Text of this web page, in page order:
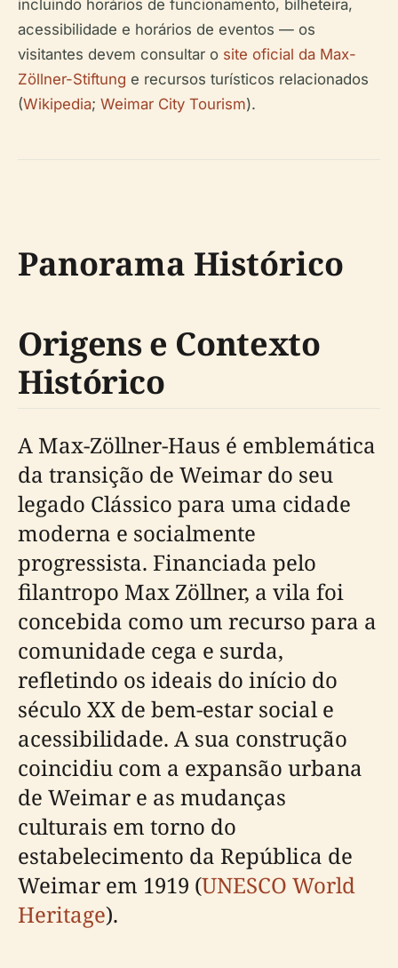
incluindo horários de funcionamento, bilheteira,
acessibilidade e horários de eventos — os
visitantes devem consultar o site oficial da Max-
Zöllner-Stiftung e recursos turísticos relacionados
(Wikipedia; Weimar City Tourism).
Panorama Histórico
Origens e Contexto
Histórico
A Max-Zöllner-Haus é emblemática
da transição de Weimar do seu
legado Clássico para uma cidade
moderna e socialmente
progressista. Financiada pelo
filantropo Max Zöllner, a vila foi
concebida como um recurso para a
comunidade cega e surda,
refletindo os ideais do início do
século XX de bem-estar social e
acessibilidade. A sua construção
coincidiu com a expansão urbana
de Weimar e as mudanças
culturais em torno do
estabelecimento da República de
Weimar em 1919 (UNESCO World
Heritage).